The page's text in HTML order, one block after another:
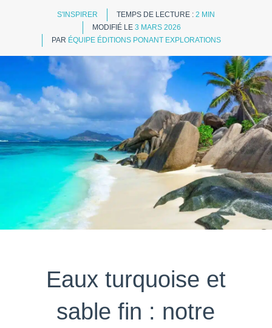
S'INSPIRER TEMPS DE LECTURE : 2 MIN
MODIFIÉ LE 3 MARS 2026
PAR ÉQUIPE ÉDITIONS PONANT EXPLORATIONS
Eaux turquoise et
sable fin : notre